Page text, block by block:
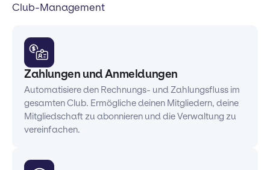
Club-Management
Zahlungen und Anmeldungen
Automatisiere den Rechnungs- und Zahlungsfluss im
gesamten Club. Ermögliche deinen Mitgliedern, deine
Mitgliedschaft zu abonnieren und die Verwaltung zu
vereinfachen.